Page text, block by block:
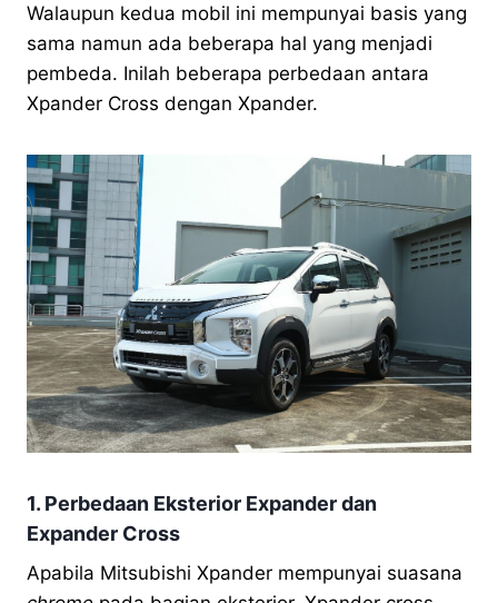
Walaupun kedua mobil ini mempunyai basis yang
sama namun ada beberapa hal yang menjadi
pembeda. Inilah beberapa perbedaan antara
Xpander Cross dengan Xpander.
1. Perbedaan Eksterior Expander dan
Expander Cross
Apabila Mitsubishi Xpander mempunyai suasana